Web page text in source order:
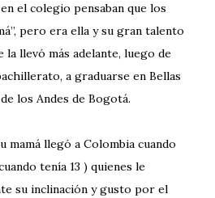
el colegio pensaban que los
pero era ella y su gran talento
llevó más adelante, luego de
a graduarse en Bellas
los Andes de Bogotá.
mamá llegó a Colombia cuando
tenía 13 ) quienes le
su inclinación y gusto por el